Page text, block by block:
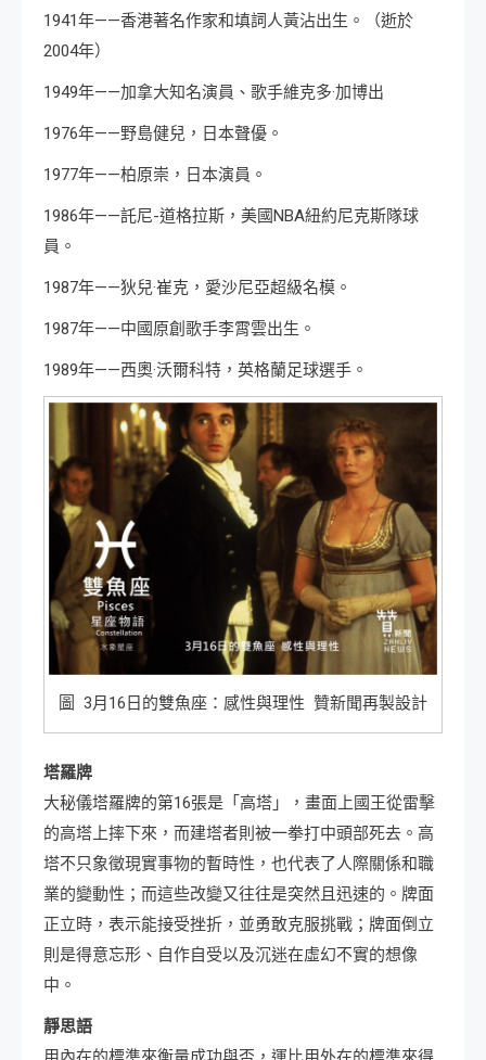
1941年——香港著名作家和填詞人黃沾出生。（逝於
2004年）
1949年——加拿大知名演員、歌手維克多·加博出
1976年——野島健兒，日本聲優。
1977年——柏原崇，日本演員。
1986年——託尼-道格拉斯，美國NBA紐約尼克斯隊球
員。
1987年——狄兒·崔克，愛沙尼亞超級名模。
1987年——中國原創歌手李霄雲出生。
1989年——西奧·沃爾科特，英格蘭足球選手。
圖 3月16日的雙魚座：感性與理性 贊新聞再製設計
塔羅牌
大秘儀塔羅牌的第16張是「高塔」，畫面上國王從雷擊
的高塔上摔下來，而建塔者則被一拳打中頭部死去。高
塔不只象徵現實事物的暫時性，也代表了人際關係和職
業的變動性；而這些改變又往往是突然且迅速的。牌面
正立時，表示能接受挫折，並勇敢克服挑戰；牌面倒立
則是得意忘形、自作自受以及沉迷在虛幻不實的想像
中。
靜思語